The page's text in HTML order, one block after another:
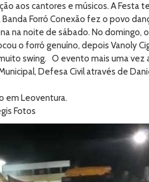
aos cantores e músicos. A
Forró Conexão fez o povo
na noite de sábado. No domingo,
o forró genuíno, depois Vanoly
swing. O evento mais uma
Municipal, Defesa Civil através de
em Leoventura.
Fotos